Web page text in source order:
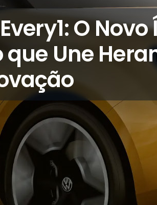
O Novo
Une